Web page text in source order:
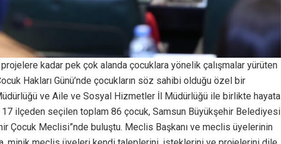
kadar pek çok alanda çocuklara yönelik çalışmalar yürüten
Hakları Günü’nde çocukların söz sahibi olduğu özel bir
ve Aile ve Sosyal Hizmetler İl Müdürlüğü ile birlikte hayata
ilçeden seçilen toplam 86 çocuk, Samsun Büyükşehir Belediyesi
Çocuk Meclisi”nde buluştu. Meclis Başkanı ve meclis üyelerinin